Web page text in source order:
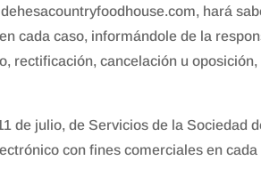
hará
cada caso, informándole de la
rectificación, cancelación u
de julio, de Servicios de la Sociedad
con fines comerciales en cada